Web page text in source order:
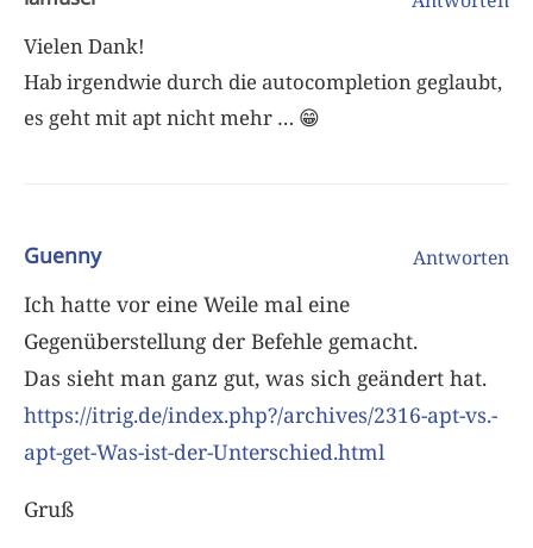
Vielen Dank!
Hab irgendwie durch die autocompletion geglaubt,
es geht mit apt nicht mehr … 😁
Guenny Antworten
Ich hatte vor eine Weile mal eine
Gegenüberstellung der Befehle gemacht.
Das sieht man ganz gut, was sich geändert hat.
https://itrig.de/index.php?/archives/2316-apt-vs.-
apt-get-Was-ist-der-Unterschied.html
Gruß